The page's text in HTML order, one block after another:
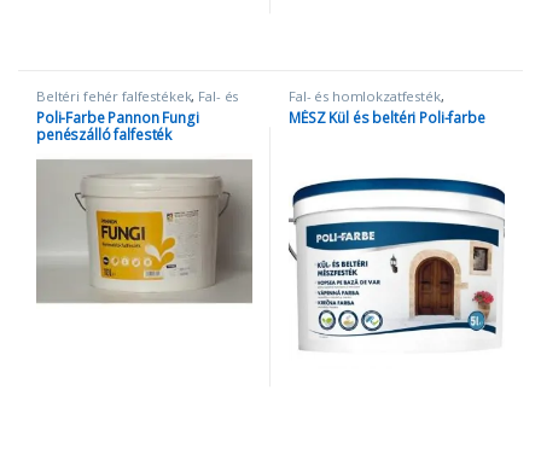
Beltéri fehér falfestékek, Fal- és
homlokzatfesték Penészgátló és
folttakaró festék
Poli-Farbe Pannon Fungi
penészálló falfesték
Fal- és homlokzatfesték,
Mészfestékek
MÉSZ Kül és beltéri Poli-farbe